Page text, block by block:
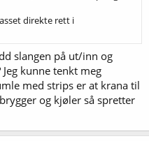
direkte rett i
slangen på ut/inn og
kunne tenkt meg
med strips er at krana til
og kjøler så spretter